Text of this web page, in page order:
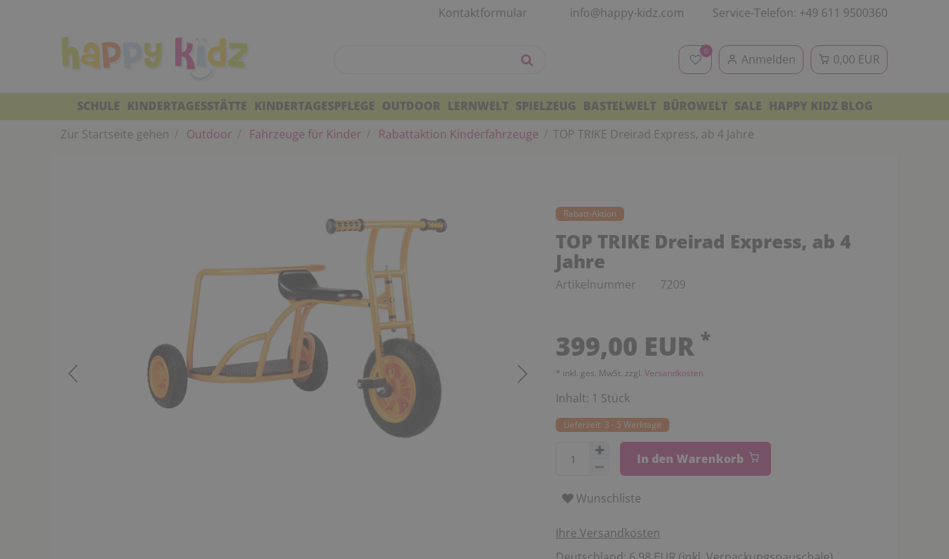
Kontaktformular info@happy-kidz.com Service-Telefon: +49 611 9500360
0
Anmelden 0,00 EUR
SCHULE KINDERTAGESSTÄTTE KINDERTAGESPFLEGE OUTDOOR LERNWELT SPIELZEUG BASTELWELT BÜROWELT SALE HAPPY KIDZ BLOG
Zur Startseite gehen
Outdoor Fahrzeuge für Kinder Rabattaktion Kinderfahrzeuge TOP TRIKE Dreirad Express, ab 4 Jahre
Rabatt-Aktion
TOP TRIKE Dreirad Express, ab 4
Jahre
Artikelnummer 7209
399,00 EUR *
* inkl. ges. MwSt. zzgl. Versandkosten
Inhalt: 1 Stück
Lieferzeit: 3 - 5 Werktage
In den Warenkorb
Wunschliste
Ihre Versandkosten